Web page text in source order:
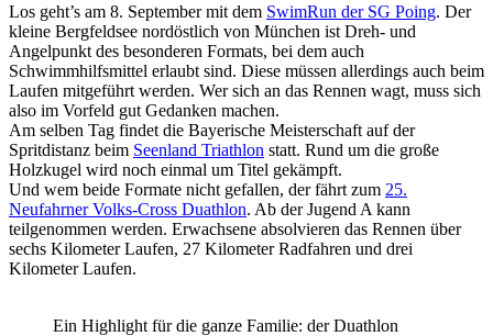
Los geht’s am 8. September mit dem SwimRun der SG Poing. Der
kleine Bergfeldsee nordöstlich von München ist Dreh- und
Angelpunkt des besonderen Formats, bei dem auch
Schwimmhilfsmittel erlaubt sind. Diese müssen allerdings auch beim
Laufen mitgeführt werden. Wer sich an das Rennen wagt, muss sich
also im Vorfeld gut Gedanken machen.
Am selben Tag findet die Bayerische Meisterschaft auf der
Spritdistanz beim Seenland Triathlon statt. Rund um die große
Holzkugel wird noch einmal um Titel gekämpft.
Und wem beide Formate nicht gefallen, der fährt zum 25.
Neufahrner Volks-Cross Duathlon. Ab der Jugend A kann
teilgenommen werden. Erwachsene absolvieren das Rennen über
sechs Kilometer Laufen, 27 Kilometer Radfahren und drei
Kilometer Laufen.
Ein Highlight für die ganze Familie: der Duathlon